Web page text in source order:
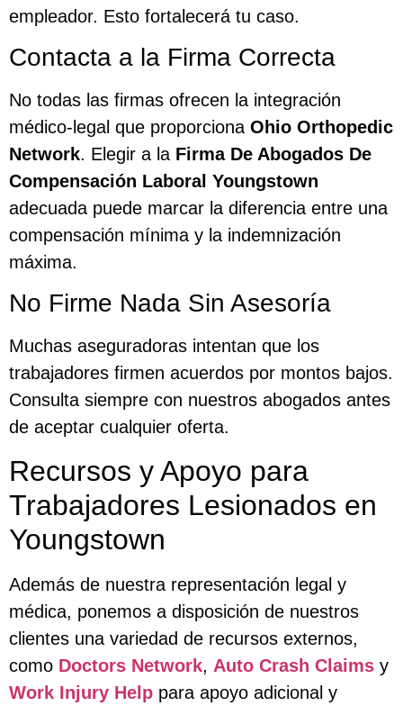
empleador. Esto fortalecerá tu caso.
Contacta a la Firma Correcta
No todas las firmas ofrecen la integración
médico-legal que proporciona Ohio Orthopedic
Network. Elegir a la Firma De Abogados De
Compensación Laboral Youngstown
adecuada puede marcar la diferencia entre una
compensación mínima y la indemnización
máxima.
No Firme Nada Sin Asesoría
Muchas aseguradoras intentan que los
trabajadores firmen acuerdos por montos bajos.
Consulta siempre con nuestros abogados antes
de aceptar cualquier oferta.
Recursos y Apoyo para
Trabajadores Lesionados en
Youngstown
Además de nuestra representación legal y
médica, ponemos a disposición de nuestros
clientes una variedad de recursos externos,
como Doctors Network, Auto Crash Claims y
Work Injury Help para apoyo adicional y